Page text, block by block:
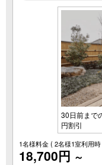
30日前まで
円割引
1名様料金( 2名様1室利用時
18,700円 ～